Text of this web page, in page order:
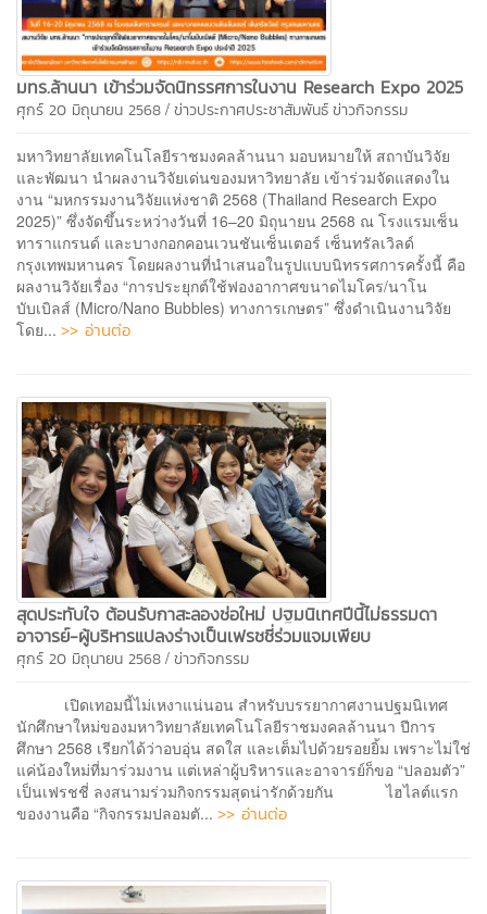
มทร.ล้านนา เข้าร่วมจัดนิทรรศการในงาน Research Expo 2025
ศุกร์ 20 มิถุนายน 2568 / ข่าวประกาศประชาสัมพันธ์ข่าวกิจกรรม
มหาวิทยาลัยเทคโนโลยีราชมงคลล้านนา มอบหมายให้ สถาบันวิจัย
และพัฒนา นำผลงานวิจัยเด่นของมหาวิทยาลัย เข้าร่วมจัดแสดงใน
งาน “มหกรรมงานวิจัยแห่งชาติ 2568 (Thailand Research Expo
2025)” ซึ่งจัดขึ้นระหว่างวันที่ 16–20 มิถุนายน 2568 ณ โรงแรมเซ็น
ทาราแกรนด์ และบางกอกคอนเวนชันเซ็นเตอร์ เซ็นทรัลเวิลด์
กรุงเทพมหานคร โดยผลงานที่นำเสนอในรูปแบบนิทรรศการครั้งนี้ คือ
ผลงานวิจัยเรื่อง “การประยุกต์ใช้ฟองอากาศขนาดไมโคร/นาโน
บับเบิลส์ (Micro/Nano Bubbles) ทางการเกษตร” ซึ่งดำเนินงานวิจัย
โดย... >> อ่านต่อ
สุดประทับใจ ต้อนรับกาสะลองช่อใหม่ ปฐมนิเทศปีนี้ไม่ธรรมดา
อาจารย์-ผู้บริหารแปลงร่างเป็นเฟรชชี่ร่วมแจมเพียบ
ศุกร์ 20 มิถุนายน 2568 / ข่าวกิจกรรม
เปิดเทอมนี้ไม่เหงาแน่นอน สำหรับบรรยากาศงานปฐมนิเทศ
นักศึกษาใหม่ของมหาวิทยาลัยเทคโนโลยีราชมงคลล้านนา ปีการ
ศึกษา 2568 เรียกได้ว่าอบอุ่น สดใส และเต็มไปด้วยรอยยิ้ม เพราะไม่ใช่
แค่น้องใหม่ที่มาร่วมงาน แต่เหล่าผู้บริหารและอาจารย์ก็ขอ “ปลอมตัว”
เป็นเฟรชชี่ ลงสนามร่วมกิจกรรมสุดน่ารักด้วยกัน ไฮไลต์แรก
ของงานคือ “กิจกรรมปลอมตั... >> อ่านต่อ